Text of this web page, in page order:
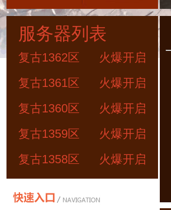
服务器列表
复古1362区
火爆开启
复古1361区
火爆开启
复古1360区
火爆开启
复古1359区
火爆开启
复古1358区
火爆开启